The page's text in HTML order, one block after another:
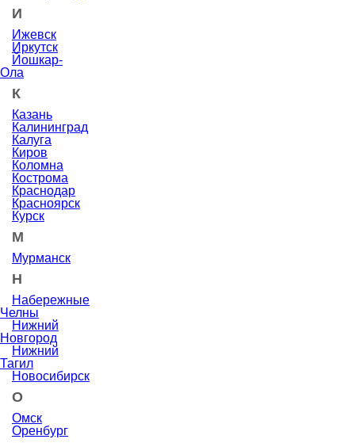
И
Ижевск
Иркутск
Йошкар-
Ола
К
Казань
Калининград
Калуга
Киров
Коломна
Кострома
Краснодар
Красноярск
Курск
М
Мурманск
Н
Набережные
Челны
Нижний
Новгород
Нижний
Тагил
Новосибирск
О
Омск
Оренбург